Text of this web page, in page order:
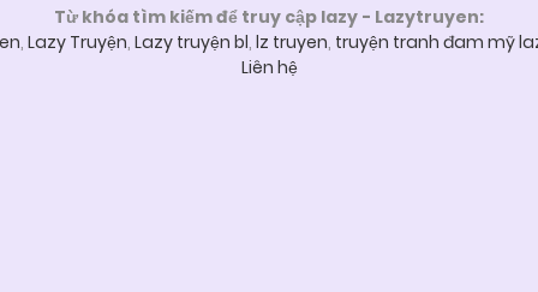
Từ khóa tìm kiếm để truy cập lazy - Lazytruyen:
, Lazy Truyện, Lazy truyện bl, lz truyen, truyện tranh đam mỹ
Liên hệ